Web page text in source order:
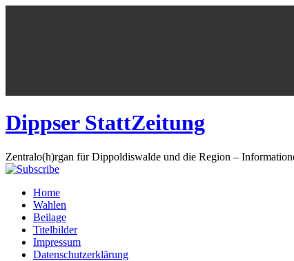
Dippser StattZeitung
Zentralo(h)rgan für Dippoldiswalde und die Region –
Home
Wahlen
Beilage
Titelbilder
Impressum
Datenschutzerklärung